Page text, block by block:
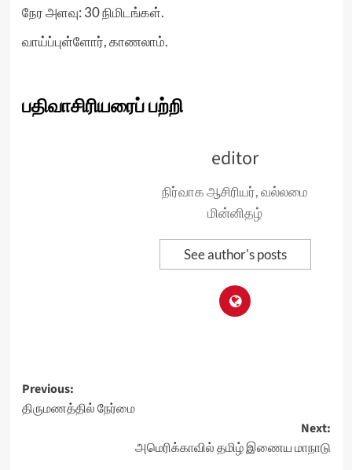
நேர அளவு: 30 நிமிடங்கள்.
வாய்ப்புள்ளோர், காணலாம்.
பதிவாசிரியரைப் பற்றி
editor
நிர்வாக ஆசிரியர், வல்லமை
மின்னிதழ்
See author's posts
Post
navigation
Previous:
திருமணத்தில் நேர்மை
Next:
அமெரிக்காவில் தமிழ் இணைய மாநாடு